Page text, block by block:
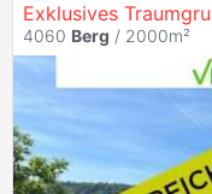
Exklusives
4060 Berg / 2000m²